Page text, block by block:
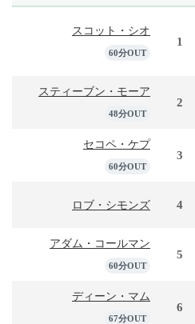
スコット・シオ
60分OUT
1
スティーブン・モーア
48分OUT
2
セコペ・ケプ
60分OUT
3
ロブ・シモンズ 4
アダム・コールマン
60分OUT
5
ディーン・マム
67分OUT
6